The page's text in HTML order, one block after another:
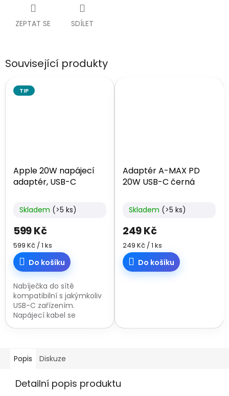
ZEPTAT SE SDÍLET
Související produkty
TIP
Apple 20W napájecí
adaptér, USB-C
Skladem (>5 ks)
599 Kč
Měrná
cena:
599 Kč / 1 ks
Do košíku
Nabíječka do sítě
kompatibilní s jakýmkoliv
USB-C zařízením.
Napájecí kabel se
Adaptér A-MAX PD
20W USB-C černá
Skladem (>5 ks)
249 Kč
Měrná
cena:
249 Kč / 1 ks
Do košíku
Popis Diskuze
Detailní popis produktu